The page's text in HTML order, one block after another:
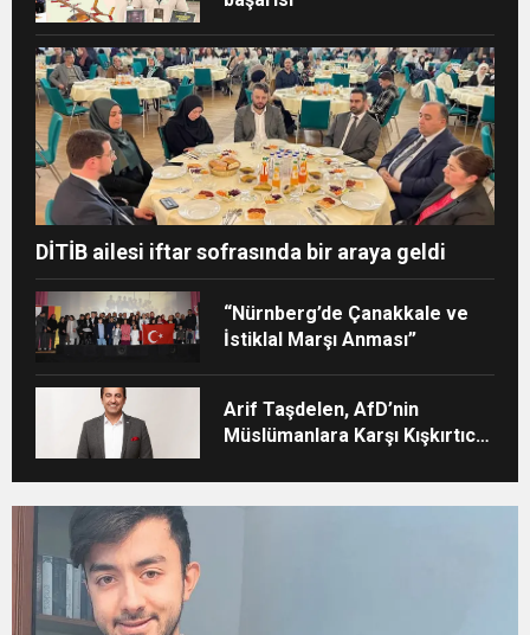
DİTİB ailesi iftar sofrasında bir araya geldi
“Nürnberg’de Çanakkale ve
İstiklal Marşı Anması”
Arif Taşdelen, AfD’nin
Müslümanlara Karşı Kışkırtıcı